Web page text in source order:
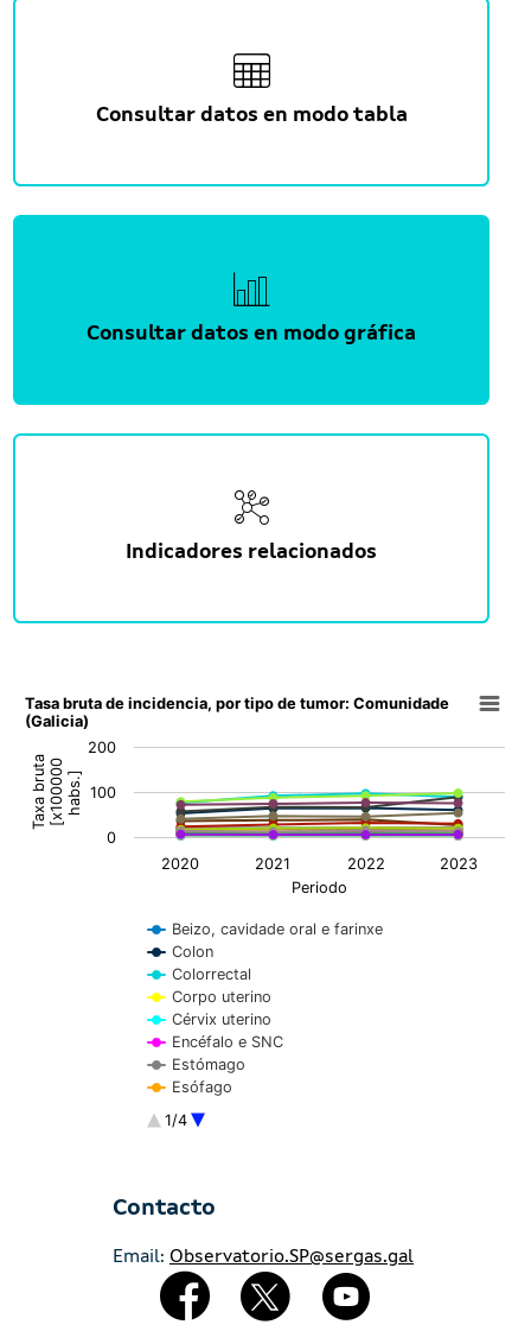
Consultar datos en modo tabla
Consultar datos en modo gráfica
Indicadores relacionados
Line chart with 27 lines.
View as data table, Tasa bruta de incidencia, por tipo
The chart has 1 X axis displaying Periodo.
The chart has 1 Y axis displaying Taxa bruta [x100000
Periodo
Taxa bruta[x100000habs.]
Tasa bruta de incidencia, por tipo de tumor: Comunidade
(Galicia)
Beizo, cavidade oral e farinxe
Colon
Colorrectal
Corpo uterino
Cérvix uterino
Encéfalo e SNC
Estómago
Esófago
Fígado
Larinxe
Linfomas non hodgkinianos
Melanoma de pel
Mieloma
Outros tumores
Ovario
1/4
2020 2021 2022 2023
0
100
200
Contacto
Email: Observatorio.SP@sergas.gal
Redes Sociales